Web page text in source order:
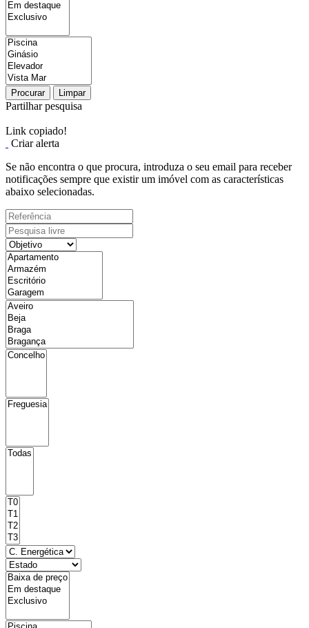
Procurar Limpar
Partilhar pesquisa
Link copiado!
Criar alerta
Se não encontra o que procura, introduza o seu email para receber
notificações sempre que existir um imóvel com as características
abaixo selecionadas.